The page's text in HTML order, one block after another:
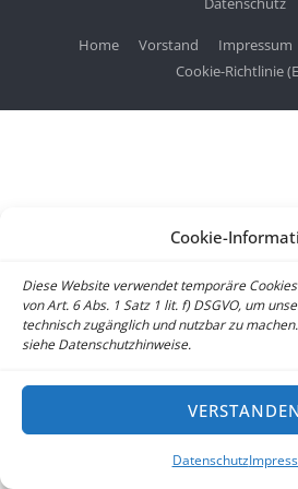
Cookie-
Diese Website verwendet temporäre
von Art. 6 Abs. 1 Satz 1 lit. f) DSGVO, um
technisch zugänglich und nutzbar zu
siehe Datenschutzhinweise.
VERSTANDEN
Datenschutz
Home Vorstand Impressum
Cookie-Richtlinie